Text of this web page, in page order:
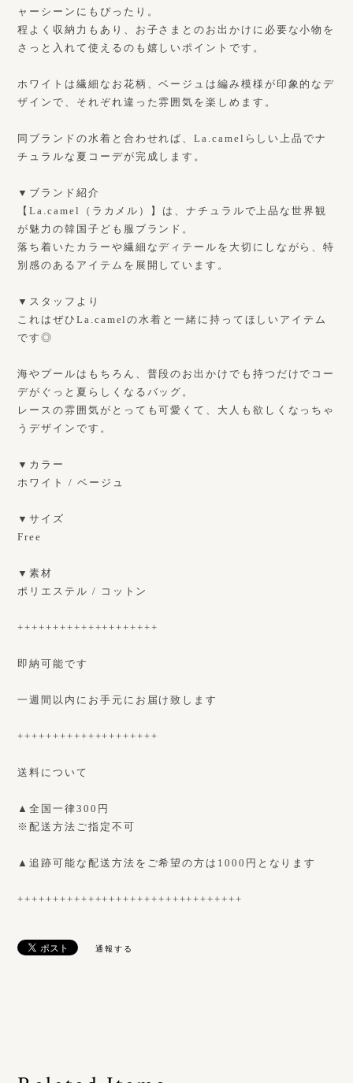
ャーシーンにもぴったり。
程よく収納力もあり、お子さまとのお出かけに必要な小物を
さっと入れて使えるのも嬉しいポイントです。
ホワイトは繊細なお花柄、ベージュは編み模様が印象的なデ
ザインで、それぞれ違った雰囲気を楽しめます。
同ブランドの水着と合わせれば、La.camelらしい上品でナ
チュラルな夏コーデが完成します。
▼ブランド紹介
【La.camel（ラカメル）】は、ナチュラルで上品な世界観
が魅力の韓国子ども服ブランド。
落ち着いたカラーや繊細なディテールを大切にしながら、特
別感のあるアイテムを展開しています。
▼スタッフより
これはぜひLa.camelの水着と一緒に持ってほしいアイテム
です◎
海やプールはもちろん、普段のお出かけでも持つだけでコー
デがぐっと夏らしくなるバッグ。
レースの雰囲気がとっても可愛くて、大人も欲しくなっちゃ
うデザインです。
▼カラー
ホワイト / ベージュ
▼サイズ
Free
▼素材
ポリエステル / コットン
++++++++++++++++++++
即納可能です
一週間以内にお手元にお届け致します
++++++++++++++++++++
送料について
▲全国一律300円
※配送方法ご指定不可
▲追跡可能な配送方法をご希望の方は1000円となります
++++++++++++++++++++++++++++++++
通報する